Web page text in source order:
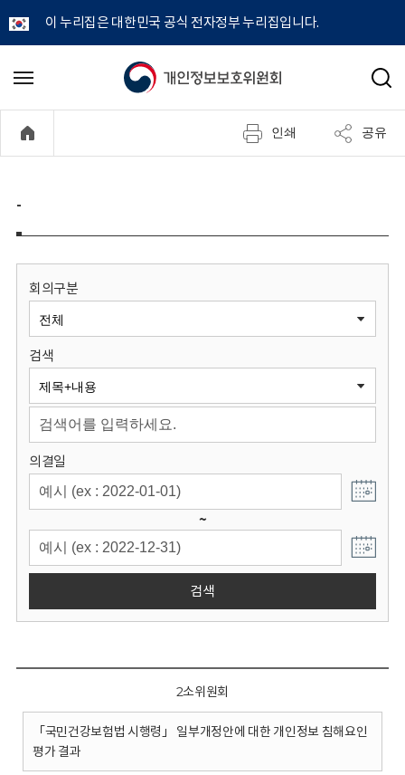
이 누리집은 대한민국 공식 전자정부 누리집입니다.
개
정
보
원
회
메
기
검
인쇄 공유
-
회의구분
검색
의결일
~
검색
2소위원회
「국민건강보험법 시행령」 일부개정안에 대한 개인정보 침해요인
평가 결과